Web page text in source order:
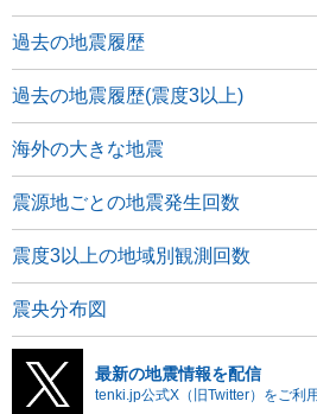
過去の地震履歴
過去の地震履歴(震度3以上)
海外の大きな地震
震源地ごとの地震発生回数
震度3以上の地域別観測回数
震央分布図
最新の地震情報を配信
tenki.jp公式X（旧Twitter）をご利